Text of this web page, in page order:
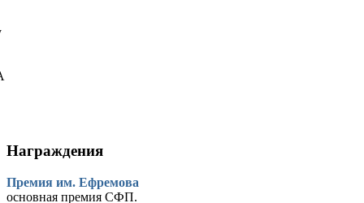
Награждения
Премия им. Ефремова
основная премия СФП.